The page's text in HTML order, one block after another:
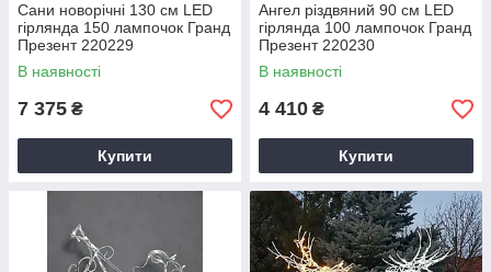
Сани новорічні 130 см LED
гірлянда 150 лампочок Гранд
Презент 220229
В наявності
7 375 ₴
Купити
Ангел різдвяний 90 см LED
гірлянда 100 лампочок Гранд
Презент 220230
В наявності
4 410 ₴
Купити